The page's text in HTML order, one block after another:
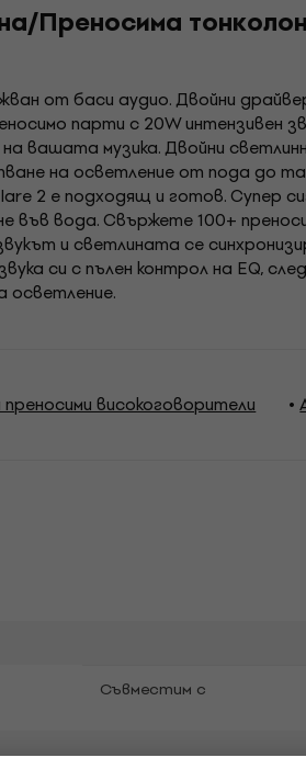
Преносима
от баси аудио. Двойни
парти с 20W интензивен
вашата музика. Двойни
на осветление от пода до
2 е подходящ и готов. Супер
във вода. Свържете 100+
и светлината се
си с пълен контрол на EQ,
осветление.
преносими високоговорители
Съвместим с